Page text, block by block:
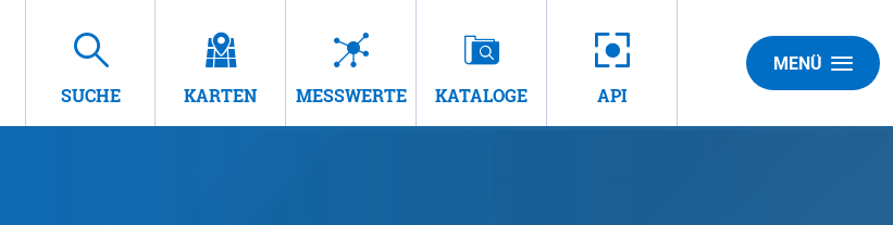
SUCHE KARTEN MESSWERTE KATALOGE API
MENÜ